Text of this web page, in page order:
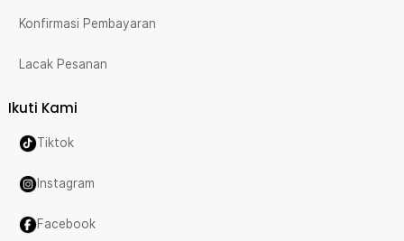
Konfirmasi Pembayaran
Lacak Pesanan
Ikuti Kami
Tiktok
Instagram
Facebook